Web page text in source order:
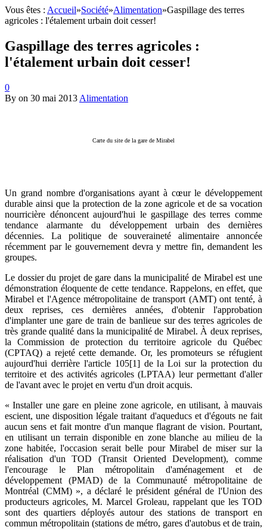
Vous êtes : Accueil»Société»Alimentation»Gaspillage des terres
agricoles : l'étalement urbain doit cesser!
Gaspillage des terres agricoles :
l'étalement urbain doit cesser!
0
By on 30 mai 2013 Alimentation
Carte du site de la gare de Mirabel
Un grand nombre d'organisations ayant à cœur le développement
durable ainsi que la protection de la zone agricole et de sa vocation
nourricière dénoncent aujourd'hui le gaspillage des terres comme
tendance alarmante du développement urbain des dernières
décennies. La politique de souveraineté alimentaire annoncée
récemment par le gouvernement devra y mettre fin, demandent les
groupes.
Le dossier du projet de gare dans la municipalité de Mirabel est une
démonstration éloquente de cette tendance. Rappelons, en effet, que
Mirabel et l'Agence métropolitaine de transport (AMT) ont tenté, à
deux reprises, ces dernières années, d'obtenir l'approbation
d'implanter une gare de train de banlieue sur des terres agricoles de
très grande qualité dans la municipalité de Mirabel. À deux reprises,
la Commission de protection du territoire agricole du Québec
(CPTAQ) a rejeté cette demande. Or, les promoteurs se réfugient
aujourd'hui derrière l'article 105[1] de la Loi sur la protection du
territoire et des activités agricoles (LPTAA) leur permettant d'aller
de l'avant avec le projet en vertu d'un droit acquis.
« Installer une gare en pleine zone agricole, en utilisant, à mauvais
escient, une disposition légale traitant d'aqueducs et d'égouts ne fait
aucun sens et fait montre d'un manque flagrant de vision. Pourtant,
en utilisant un terrain disponible en zone blanche au milieu de la
zone habitée, l'occasion serait belle pour Mirabel de miser sur la
réalisation d'un TOD (Transit Oriented Development), comme
l'encourage le Plan métropolitain d'aménagement et de
développement (PMAD) de la Communauté métropolitaine de
Montréal (CMM) », a déclaré le président général de l'Union des
producteurs agricoles, M. Marcel Groleau, rappelant que les TOD
sont des quartiers déployés autour des stations de transport en
commun métropolitain (stations de métro, gares d'autobus et de train,